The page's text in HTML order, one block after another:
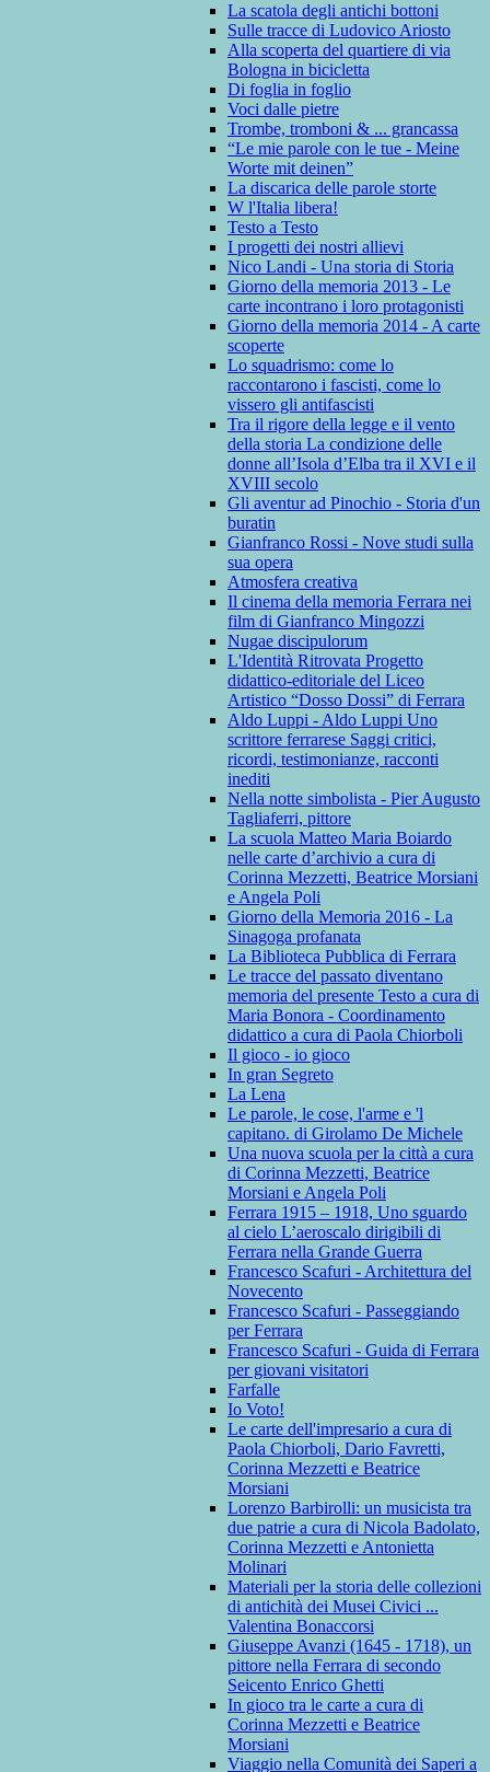
La scatola degli antichi bottoni
Sulle tracce di Ludovico Ariosto
Alla scoperta del quartiere di via
Bologna in bicicletta
Di foglia in foglio
Voci dalle pietre
Trombe, tromboni & ... grancassa
“Le mie parole con le tue - Meine
Worte mit deinen”
La discarica delle parole storte
W l'Italia libera!
Testo a Testo
I progetti dei nostri allievi
Nico Landi - Una storia di Storia
Giorno della memoria 2013 - Le
carte incontrano i loro protagonisti
Giorno della memoria 2014 - A carte
scoperte
Lo squadrismo: come lo
raccontarono i fascisti, come lo
vissero gli antifascisti
Tra il rigore della legge e il vento
della storia La condizione delle
donne all’Isola d’Elba tra il XVI e il
XVIII secolo
Gli aventur ad Pinochio - Storia d'un
buratin
Gianfranco Rossi - Nove studi sulla
sua opera
Atmosfera creativa
Il cinema della memoria Ferrara nei
film di Gianfranco Mingozzi
Nugae discipulorum
L'Identità Ritrovata Progetto
didattico-editoriale del Liceo
Artistico “Dosso Dossi” di Ferrara
Aldo Luppi - Aldo Luppi Uno
scrittore ferrarese Saggi critici,
ricordi, testimonianze, racconti
inediti
Nella notte simbolista - Pier Augusto
Tagliaferri, pittore
La scuola Matteo Maria Boiardo
nelle carte d’archivio a cura di
Corinna Mezzetti, Beatrice Morsiani
e Angela Poli
Giorno della Memoria 2016 - La
Sinagoga profanata
La Biblioteca Pubblica di Ferrara
Le tracce del passato diventano
memoria del presente Testo a cura di
Maria Bonora - Coordinamento
didattico a cura di Paola Chiorboli
Il gioco - io gioco
In gran Segreto
La Lena
Le parole, le cose, l'arme e 'l
capitano. di Girolamo De Michele
Una nuova scuola per la città a cura
di Corinna Mezzetti, Beatrice
Morsiani e Angela Poli
Ferrara 1915 – 1918, Uno sguardo
al cielo L’aeroscalo dirigibili di
Ferrara nella Grande Guerra
Francesco Scafuri - Architettura del
Novecento
Francesco Scafuri - Passeggiando
per Ferrara
Francesco Scafuri - Guida di Ferrara
per giovani visitatori
Farfalle
Io Voto!
Le carte dell'impresario a cura di
Paola Chiorboli, Dario Favretti,
Corinna Mezzetti e Beatrice
Morsiani
Lorenzo Barbirolli: un musicista tra
due patrie a cura di Nicola Badolato,
Corinna Mezzetti e Antonietta
Molinari
Materiali per la storia delle collezioni
di antichità dei Musei Civici ...
Valentina Bonaccorsi
Giuseppe Avanzi (1645 - 1718), un
pittore nella Ferrara di secondo
Seicento Enrico Ghetti
In gioco tra le carte a cura di
Corinna Mezzetti e Beatrice
Morsiani
Viaggio nella Comunità dei Saperi a